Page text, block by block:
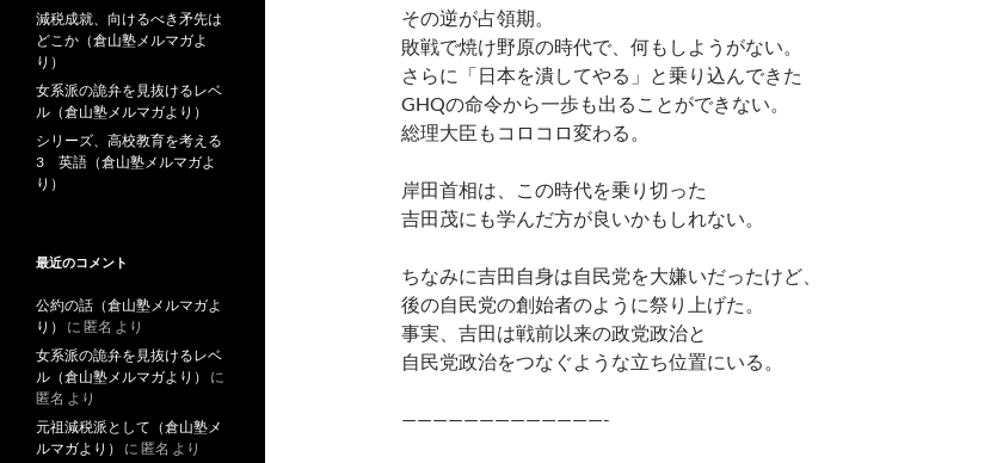
その逆が占領期。
敗戦で焼け野原の時代で、何もしようがない。
さらに「日本を潰してやる」と乗り込んできた
GHQの命令から一歩も出ることができない。
総理大臣もコロコロ変わる。
岸田首相は、この時代を乗り切った
吉田茂にも学んだ方が良いかもしれない。
ちなみに吉田自身は自民党を大嫌いだったけど、
後の自民党の創始者のように祭り上げた。
事実、吉田は戦前以来の政党政治と
自民党政治をつなぐような立ち位置にいる。
—————————————-
減税成就、向けるべき矛先は
どこか（倉山塾メルマガよ
り）
女系派の詭弁を見抜けるレベ
ル（倉山塾メルマガより）
シリーズ、高校教育を考える
3 英語（倉山塾メルマガよ
り）
最近のコメント
公約の話（倉山塾メルマガよ
り）
に 匿名 より
女系派の詭弁を見抜けるレベ
ル（倉山塾メルマガより）
に
匿名 より
元祖減税派として（倉山塾メ
ルマガより）
に 匿名 より